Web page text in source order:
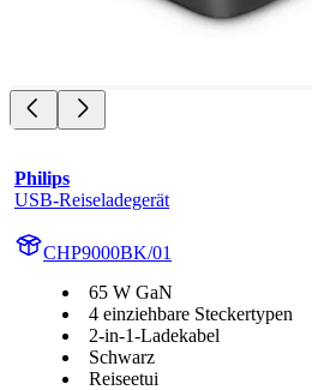
Philips
USB-Reiseladegerät
CHP9000BK/01
65 W GaN
4 einziehbare Steckertypen
2-in-1-Ladekabel
Schwarz
Reiseetui